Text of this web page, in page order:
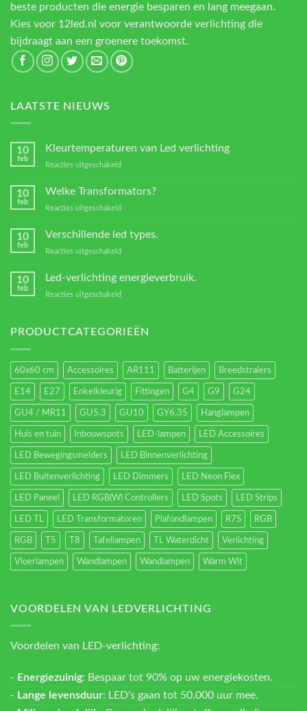
beste producten die energie besparen en lang meegaan.
Kies voor 12led.nl voor verantwoorde verlichting die
bijdraagt aan een groenere toekomst.
LAATSTE NIEUWS
10
feb
Kleurtemperaturen van Led verlichting
Reacties uitgeschakeld
van
verlichting
10
feb
Welke Transformators?
Reacties uitgeschakeld
Transformators?
10
feb
Verschillende led types.
Reacties uitgeschakeld
led
10
feb
Led-verlichting energieverbruik.
Reacties uitgeschakeld
energieverbruik.
PRODUCTCATEGORIEËN
60x60 cm Accessoires AR111 Batterijen Breedstralers
E14 E27 Enkelkleurig Fittingen G4 G9 G24
GU4 / MR11 GU5.3 GU10 GY6.35 Hanglampen
Huis en tuin Inbouwspots LED-lampen LED Accessoires
LED Bewegingsmelders LED Binnenverlichting
LED Buitenverlichting LED Dimmers LED Neon Flex
LED Paneel LED RGB(W) Controllers LED Spots LED Strips
LED TL LED Transformatoren Plafondlampen R7S RGB
RGB T5 T8 Tafellampen TL Waterdicht Verlichting
Vloerlampen Wandlampen Wandlampen Warm Wit
VOORDELEN VAN LEDVERLICHTING
Voordelen van LED-verlichting:
- Energiezuinig: Bespaar tot 90% op uw energiekosten.
- Lange levensduur: LED's gaan tot 50.000 uur mee.